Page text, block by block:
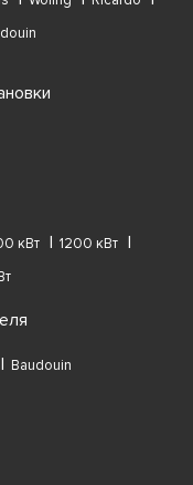
кВт
1200 кВт
Baudouin